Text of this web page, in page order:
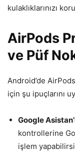
kulaklıklarınızı
AirPods
ve Püf
Android’de
için şu ipuçlarını
Google
kontrollerine
işlem